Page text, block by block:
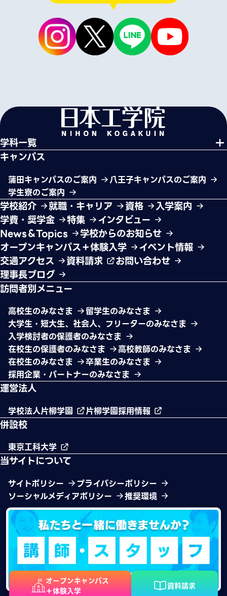
オープンキャンパス
＋体験入学
資料請求
学科一覧
キャンパス
蒲田キャンパスのご案内
八王子キャンパスのご案内
学生寮のご案内
学校紹介 就職・キャリア 資格
入学案内
学費・奨学金
特集
インタビュー
News＆Topics
学校からのお知らせ
オープンキャンパス＋体験入学
イベント情報
交通アクセス
資料請求
お問い合わせ
理事長ブログ
訪問者別メニュー
高校生のみなさま
留学生のみなさま
大学生・短大生、社会人、フリーターのみなさま
入学検討者の保護者のみなさま
在校生の保護者のみなさま
高校教師のみなさま
在校生のみなさま
卒業生のみなさま
採用企業・パートナーのみなさま
運営法人
学校法人片柳学園 片柳学園採用情報
併設校
東京工科大学
当サイトについて
サイトポリシー
プライバシーポリシー
ソーシャルメディアポリシー
推奨環境